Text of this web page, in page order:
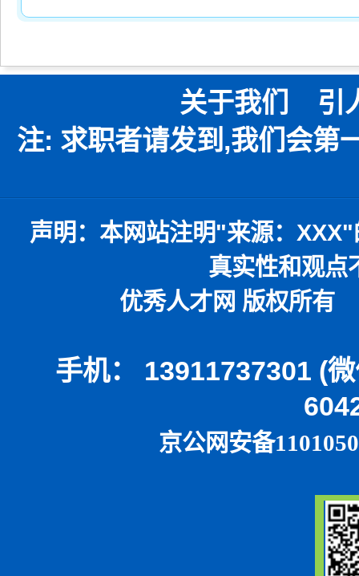
关于我们 引
注: 求职者请发到,我们会第
声明：本网站注明"来源： XXX"
真实性和观点
优秀人才网 版权所有 本网
手机： 13911737301 (
京公网安备